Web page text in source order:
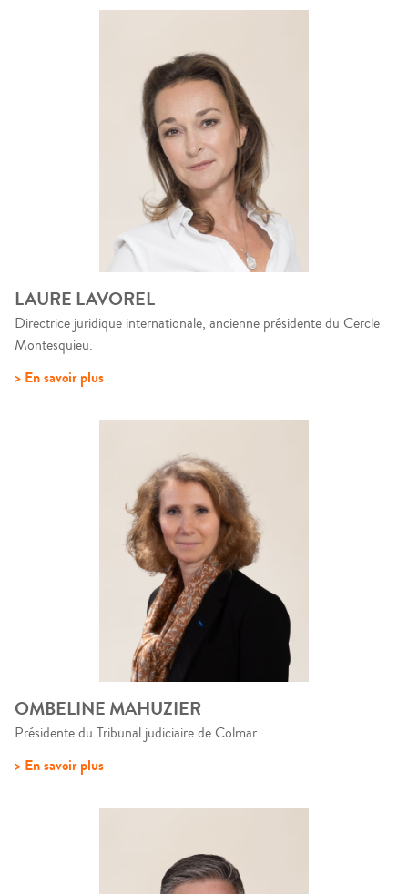
LAURE LAVOREL
Directrice juridique internationale, ancienne présidente du Cercle
Montesquieu.
> En savoir plus
OMBELINE MAHUZIER
Présidente du Tribunal judiciaire de Colmar.
> En savoir plus